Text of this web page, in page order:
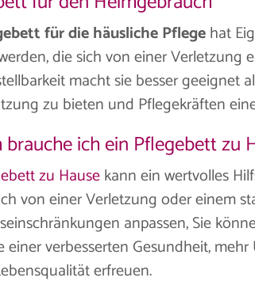
für die häusliche Pflegehat
die sich von einer Verletzung
macht sie besser geeignet
zu bieten und Pflegekräften
ich ein Pflegebett zu
zu Hausekann ein wertvolles
von einer Verletzung oder einem
anpassen, Sie
einer verbesserten Gesundheit,
erfreuen.